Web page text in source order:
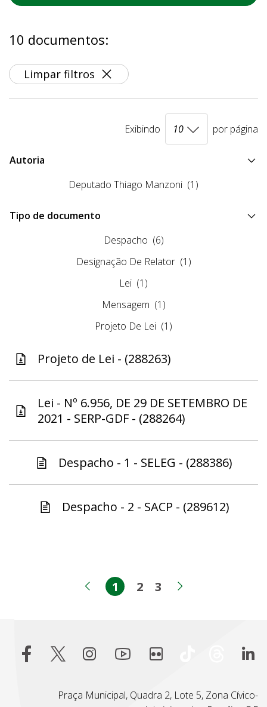
10 documentos:
Limpar filtros
Exibindo por página
Autoria
Deputado Thiago Manzoni (1)
Tipo de documento
Despacho (6)
Designação De Relator (1)
Lei (1)
Mensagem (1)
Projeto De Lei (1)
Projeto de Lei - (288263)
Lei - Nº 6.956, DE 29 DE SETEMBRO DE
2021 - SERP-GDF - (288264)
Despacho - 1 - SELEG - (288386)
Despacho - 2 - SACP - (289612)
Página anterior
Página
1 Página
2 Página
3
Praça Municipal, Quadra 2, Lote 5, Zona Cívico-